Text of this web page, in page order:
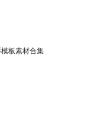
板素材合集